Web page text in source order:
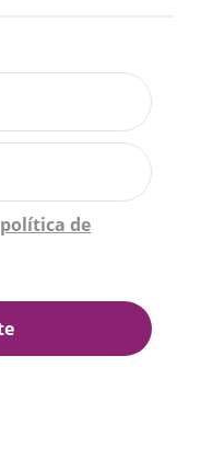
política de